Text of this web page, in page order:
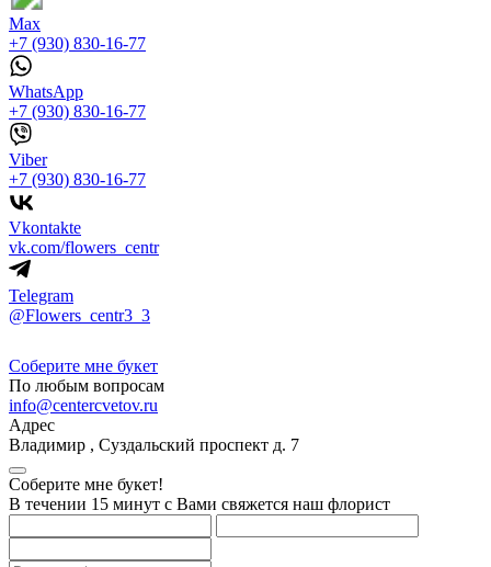
Max
+7 (930) 830-16-77
WhatsApp
+7 (930) 830-16-77
Viber
+7 (930) 830-16-77
Vkontakte
vk.com/flowers_centr
Telegram
@Flowers_centr3_3
Соберите мне букет
По любым вопросам
info@centercvetov.ru
Адрес
Владимир , Суздальский проспект д. 7
Соберите мне букет!
В течении 15 минут с Вами свяжется наш флорист